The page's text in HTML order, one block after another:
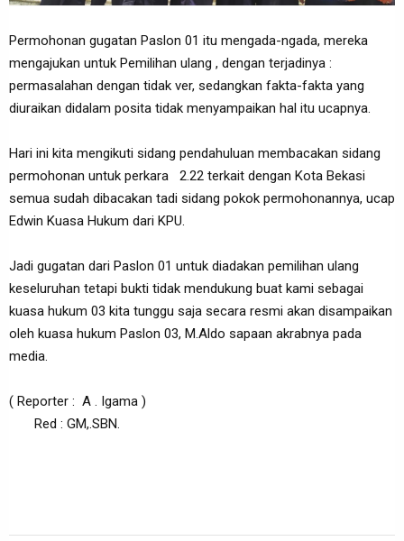
Permohonan gugatan Paslon 01 itu mengada-ngada, mereka
mengajukan untuk Pemilihan ulang , dengan terjadinya :
permasalahan dengan tidak ver, sedangkan fakta-fakta yang
diuraikan didalam posita tidak menyampaikan hal itu ucapnya.
Hari ini kita mengikuti sidang pendahuluan membacakan sidang
permohonan untuk perkara 2.22 terkait dengan Kota Bekasi
semua sudah dibacakan tadi sidang pokok permohonannya, ucap
Edwin Kuasa Hukum dari KPU.
Jadi gugatan dari Paslon 01 untuk diadakan pemilihan ulang
keseluruhan tetapi bukti tidak mendukung buat kami sebagai
kuasa hukum 03 kita tunggu saja secara resmi akan disampaikan
oleh kuasa hukum Paslon 03, M.Aldo sapaan akrabnya pada
media.
( Reporter : A . Igama )
Red : GM,.SBN.